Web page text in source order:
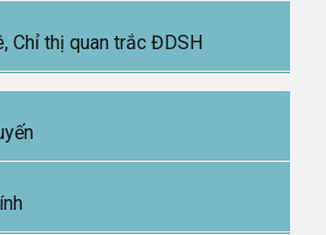
Chỉ thị quan trắc ĐDSH